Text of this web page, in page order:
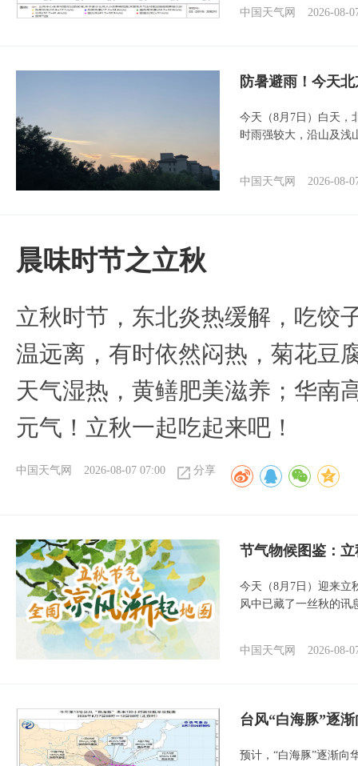
中国天气网 2026-08-
防暑避雨！今天
今天（8月7日）白天，
时雨强较大，沿山及浅
中国天气网 2026-08-
晨味时节之立秋
立秋时节，东北炎热缓解，吃饺
温远离，有时依然闷热，菊花豆
天气湿热，黄鳝肥美滋养；华南
元气！立秋一起吃起来吧！
中国天气网 2026-08-07 07:00 分享
节气物候图鉴：
今天（8月7日）迎来立
风中已藏了一丝秋的讯
中国天气网 2026-08-
台风“白海豚”逐
预计，“白海豚”逐渐向